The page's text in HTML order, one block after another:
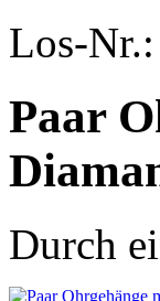
Los-
Paar
Durch